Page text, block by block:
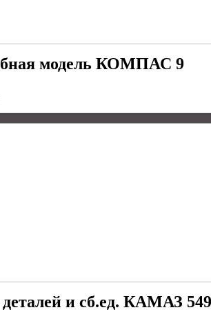
модель КОМПАС 9
деталей и сб.ед. КАМАЗ